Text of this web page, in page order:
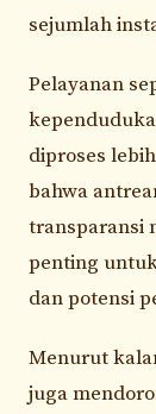
sejumlah
Pelayanan
diproses
bahwa
transparansi
penting
dan potensi
Menurut
juga